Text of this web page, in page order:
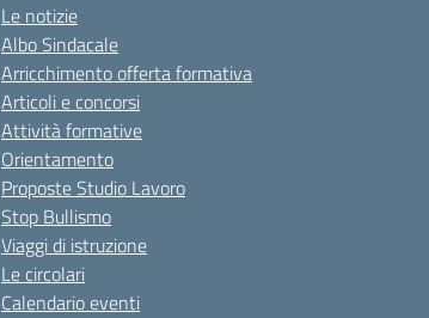
Le notizie
Albo Sindacale
Arricchimento offerta formativa
Articoli e concorsi
Attività formative
Orientamento
Proposte Studio Lavoro
Stop Bullismo
Viaggi di istruzione
Le circolari
Calendario eventi